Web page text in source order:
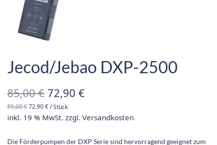
Jecod/Jebao DXP-2500
85,00€ Ursprünglicher
Preis war:
72,90€
85,00€72,90€/Stück
inkl. 19 % MwSt. zzgl.Versandkosten
Die Förderpumpen der DXP Serie sind hervorragend geeignet zum